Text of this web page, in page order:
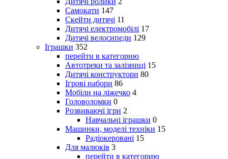
Самокати 147
Скейти дитячі 11
Дитячі електромобілі 17
Дитячі велосипеди 129
Іграшки 352
перейти в категорию
Автотреки та залізниці 15
Дитячі конструктори 80
Ігрові набори 86
Мобіли на ліжечко 4
Головоломки 0
Розвиваючі ігри 2
Навчальні іграшки 0
Машинки, моделі техніки 15
Радіокеровані 15
Для малюків 3
перейти в категорию